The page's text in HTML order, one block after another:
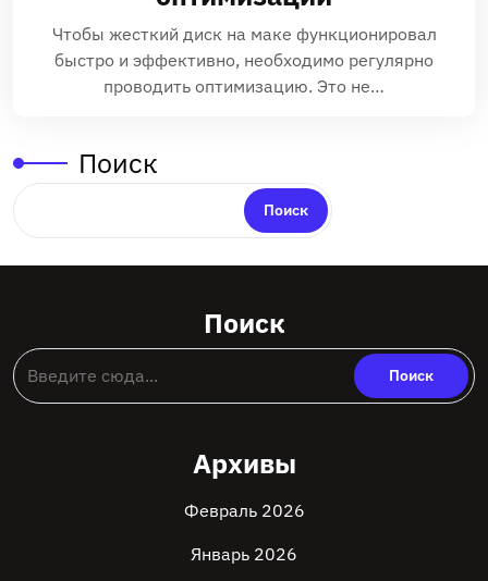
Чтобы жесткий диск на маке функционировал
быстро и эффективно, необходимо регулярно
проводить оптимизацию. Это не…
Поиск
Поиск
Поиск
Архивы
Февраль 2026
Январь 2026